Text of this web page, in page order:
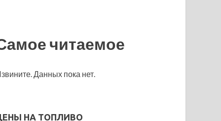
читаемое
Данных пока нет.
НА ТОПЛИВО